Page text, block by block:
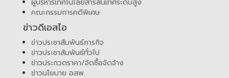
ผู้บริหารเทคโนโลยีสารสนเทศระดับสูง
คณะกรรมการคดีพิเศษ
ข่าวดีเอสไอ
ข่าวประชาสัมพันธ์ภารกิจ
ข่าวประชาสัมพันธ์ทั่วไป
ข่าวประกวดราคา/จัดซื้อจัดจ้าง
ข่าวนโยบาย อสพ.